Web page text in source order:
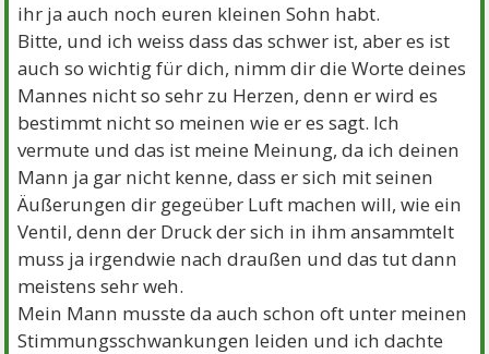
ihr ja auch noch euren kleinen Sohn habt.
Bitte, und ich weiss dass das schwer ist, aber es ist
auch so wichtig für dich, nimm dir die Worte deines
Mannes nicht so sehr zu Herzen, denn er wird es
bestimmt nicht so meinen wie er es sagt. Ich
vermute und das ist meine Meinung, da ich deinen
Mann ja gar nicht kenne, dass er sich mit seinen
Äußerungen dir gegeüber Luft machen will, wie ein
Ventil, denn der Druck der sich in ihm ansammtelt
muss ja irgendwie nach draußen und das tut dann
meistens sehr weh.
Mein Mann musste da auch schon oft unter meinen
Stimmungsschwankungen leiden und ich dachte